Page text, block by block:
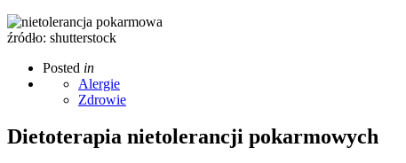
źródło: shutterstock
Posted in
Alergie
Zdrowie
Dietoterapia nietolerancji pokarmowych